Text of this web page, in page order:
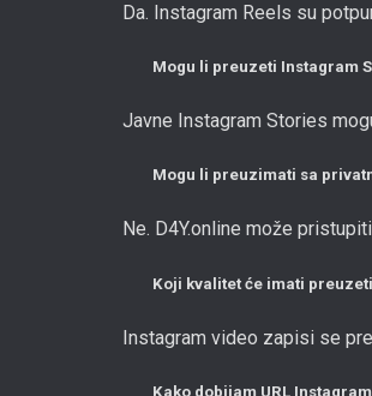
Da. Instagram Reels su
Mogu li preuzeti Instagram
Javne Instagram Stories
Mogu li preuzimati sa
Ne. D4Y.online može
Koji kvalitet će imati
Instagram video zapisi se
Kako dobijam URL